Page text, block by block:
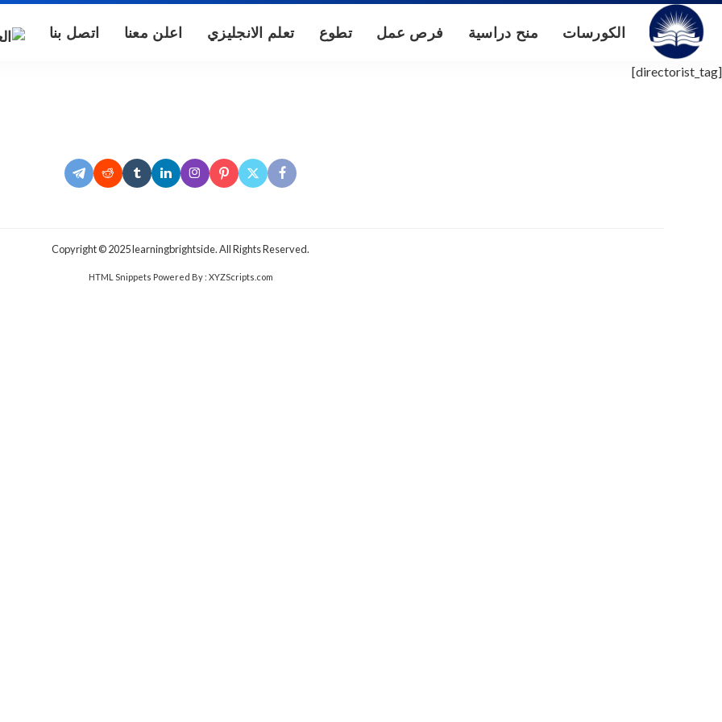
الكورسات منح دراسية فرص عمل تطوع تعلم الانجليزي اعلن معنا اتصل بنا
[directorist_tag]
.Copyright © 2025 learningbrightside. All Rights Reserved
HTML Snippets Powered By : XYZScripts.com